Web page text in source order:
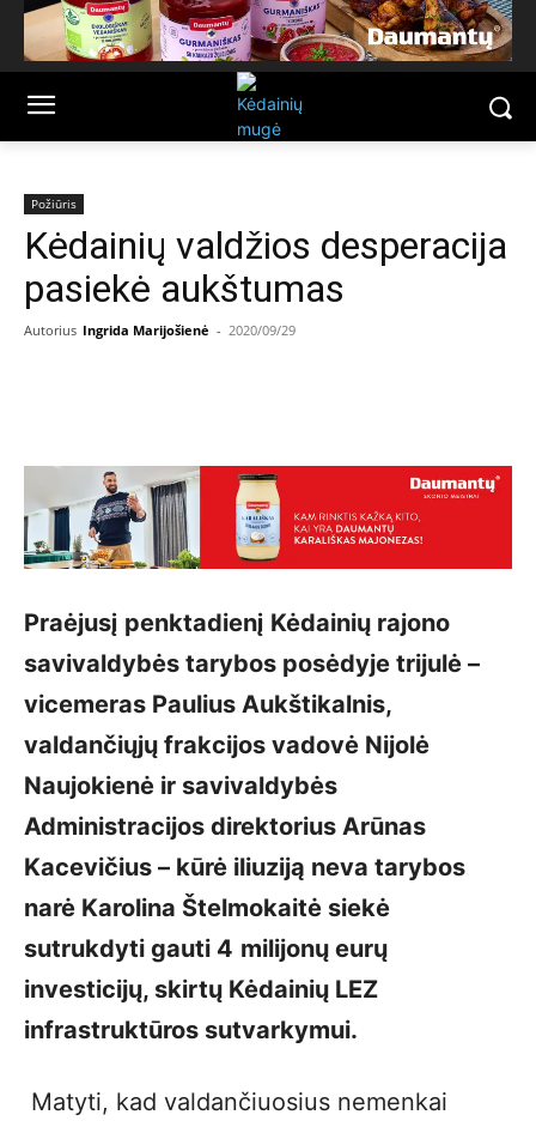
Požiūris
Kėdainių valdžios desperacija
pasiekė aukštumas
Autorius Ingrida Marijošienė - 2020/09/29
Praėjusį penktadienį Kėdainių rajono
savivaldybės tarybos posėdyje trijulė –
vicemeras Paulius Aukštikalnis,
valdančiųjų frakcijos vadovė Nijolė
Naujokienė ir savivaldybės
Administracijos direktorius Arūnas
Kacevičius – kūrė iliuziją neva tarybos
narė Karolina Štelmokaitė siekė
sutrukdyti gauti 4 milijonų eurų
investicijų, skirtų Kėdainių LEZ
infrastruktūros sutvarkymui.
Matyti, kad valdančiuosius nemenkai